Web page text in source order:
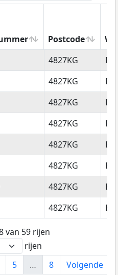
Postcode
Postcode
4827KG
4827KG
4827KG
4827KG
4827KG
4827KG
4827KG
4827KG
van 59 rijen
rijen
5 … 8 Volgende